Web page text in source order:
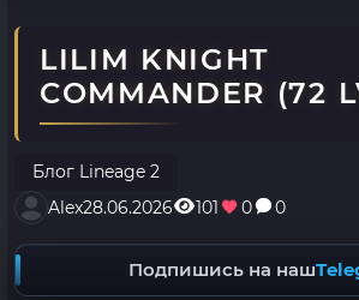
LILIM KNIGHT
COMMANDER (72
Блог Lineage 2
Alex28.06.2026 101 0 0
Подпишись на наш